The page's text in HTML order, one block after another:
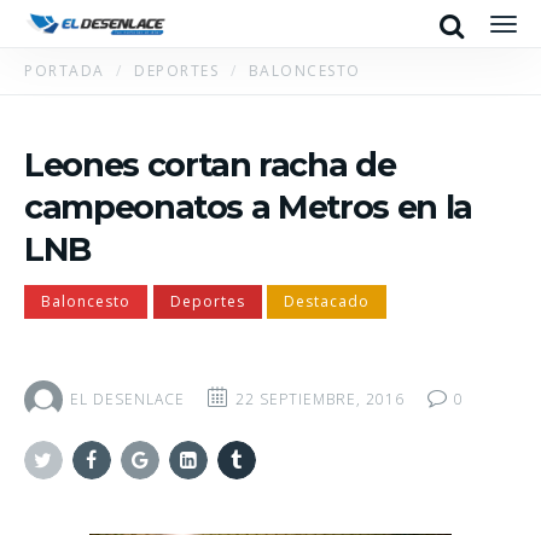
Search
PORTADA DEPORTES BALONCESTO
Leones cortan racha de
campeonatos a Metros en la
LNB
Baloncesto Deportes Destacado
EL DESENLACE 22 SEPTIEMBRE, 2016 0